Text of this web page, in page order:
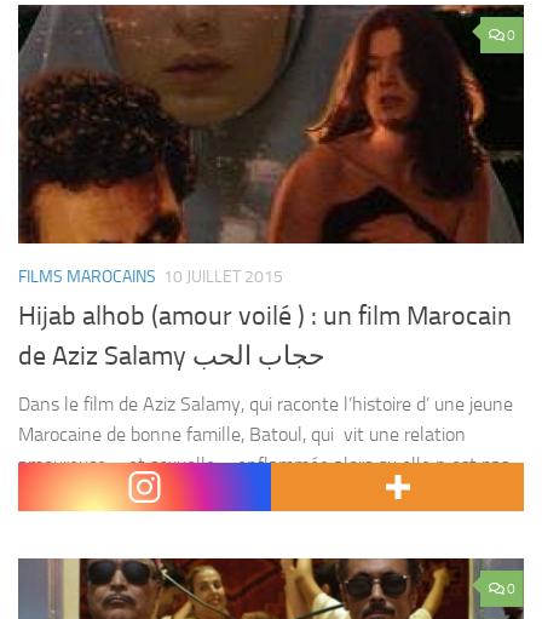
0
FILMS MAROCAINS 10 JUILLET 2015
Hijab alhob (amour voilé ) : un film Marocain
de Aziz Salamy حجاب الحب
Dans le film de Aziz Salamy, qui raconte l’histoire d’ une jeune
Marocaine de bonne famille, Batoul, qui vit une relation
amoureuse – et sexuelle – enflammée alors qu elle n est pas
mariée....
0